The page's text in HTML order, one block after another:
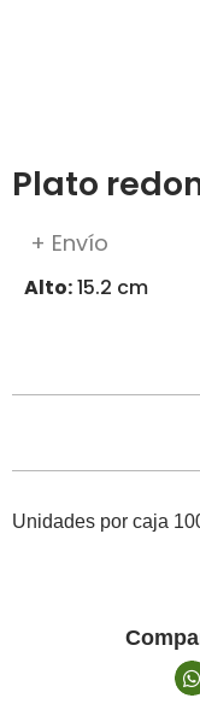
Plato
+ Envío
Alto:15.2 cm
Unidades por caja